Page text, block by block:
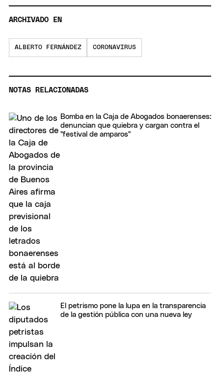
ARCHIVADO EN
ALBERTO FERNÁNDEZ CORONAVIRUS
NOTAS RELACIONADAS
Bomba en la Caja de Abogados bonaerenses:
denuncian que quiebra y cargan contra el
"festival de amparos"
El petrismo pone la lupa en la transparencia
de la gestión pública con una nueva ley